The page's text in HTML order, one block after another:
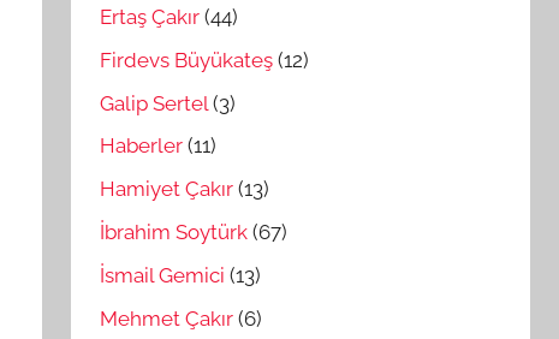
Ertaş Çakır (44)
Firdevs Büyükateş (12)
Galip Sertel (3)
Haberler (11)
Hamiyet Çakır (13)
İbrahim Soytürk (67)
İsmail Gemici (13)
Mehmet Çakır (6)